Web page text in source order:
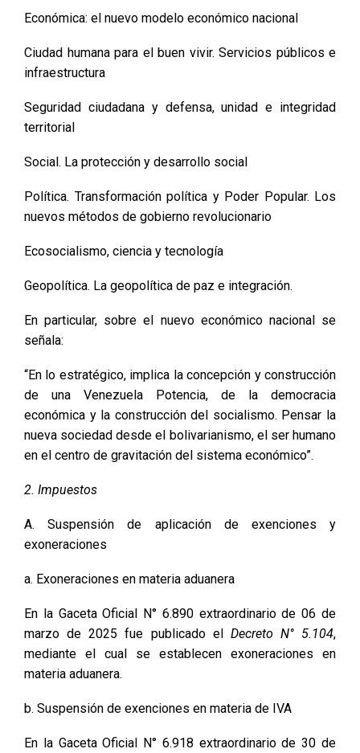
Económica: el nuevo modelo económico nacional
Ciudad humana para el buen vivir. Servicios públicos e
infraestructura
Seguridad ciudadana y defensa, unidad e integridad
territorial
Social. La protección y desarrollo social
Política. Transformación política y Poder Popular. Los
nuevos métodos de gobierno revolucionario
Ecosocialismo, ciencia y tecnología
Geopolítica. La geopolítica de paz e integración.
En particular, sobre el nuevo económico nacional se
señala:
“En lo estratégico, implica la concepción y construcción
de una Venezuela Potencia, de la democracia
económica y la construcción del socialismo. Pensar la
nueva sociedad desde el bolivarianismo, el ser humano
en el centro de gravitación del sistema económico”.
2. Impuestos
A. Suspensión de aplicación de exenciones y
exoneraciones
a. Exoneraciones en materia aduanera
En la Gaceta Oficial N° 6.890 extraordinario de 06 de
marzo de 2025 fue publicado el Decreto N° 5.104,
mediante el cual se establecen exoneraciones en
materia aduanera.
b. Suspensión de exenciones en materia de IVA
En la Gaceta Oficial N° 6.918 extraordinario de 30 de